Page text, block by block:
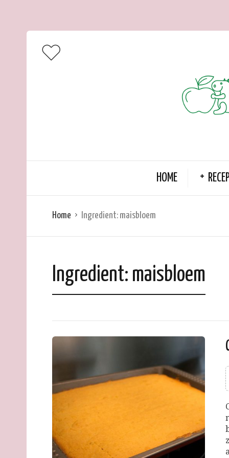
HOME
Home Ingredient: maisbloem
Ingredient: maisbloem